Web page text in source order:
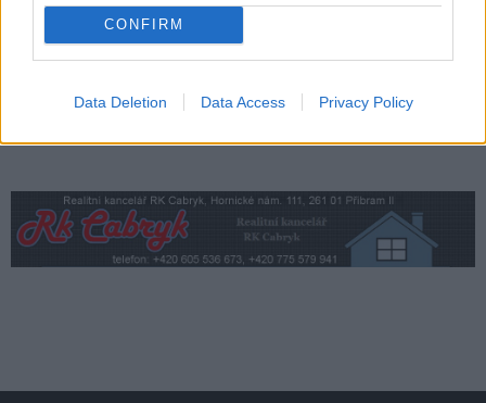
CONFIRM
Data Deletion Data Access Privacy Policy